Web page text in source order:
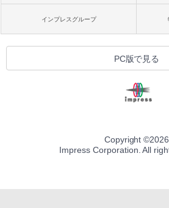
インプレスグループ
PC版で見る
Copyright ©2026
Impress Corporation. All